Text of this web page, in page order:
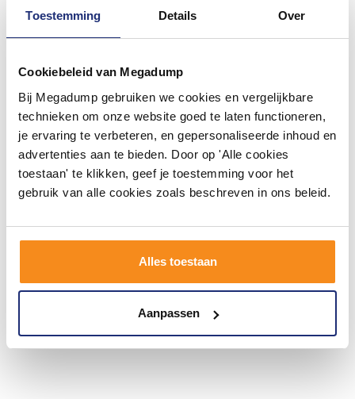
Toestemming Details Over
Cookiebeleid van Megadump
Bij Megadump gebruiken we cookies en vergelijkbare
technieken om onze website goed te laten functioneren,
je ervaring te verbeteren, en gepersonaliseerde inhoud en
advertenties aan te bieden. Door op 'Alle cookies
toestaan' te klikken, geef je toestemming voor het
gebruik van alle cookies zoals beschreven in ons beleid.
Alles toestaan
Aanpassen
Technische montagetekening
Geïntegreerde handgrepen
afvoer!
Meubel maten
Diepte: 47.5 cm